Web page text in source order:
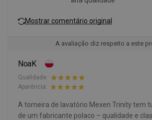
Mostrar comentário original
A avaliação diz respeito a este
NoaK
Qualidade:
Aparência:
A torneira de lavatório Mexen Trinity tem
de um fabricante polaco – qualidade e